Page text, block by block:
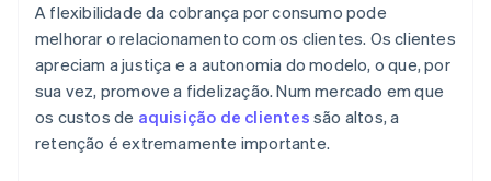
A flexibilidade da cobrança por consumo pode
melhorar o relacionamento com os clientes. Os clientes
apreciam a justiça e a autonomia do modelo, o que, por
sua vez, promove a fidelização. Num mercado em que
os custos de aquisição de clientes são altos, a
retenção é extremamente importante.